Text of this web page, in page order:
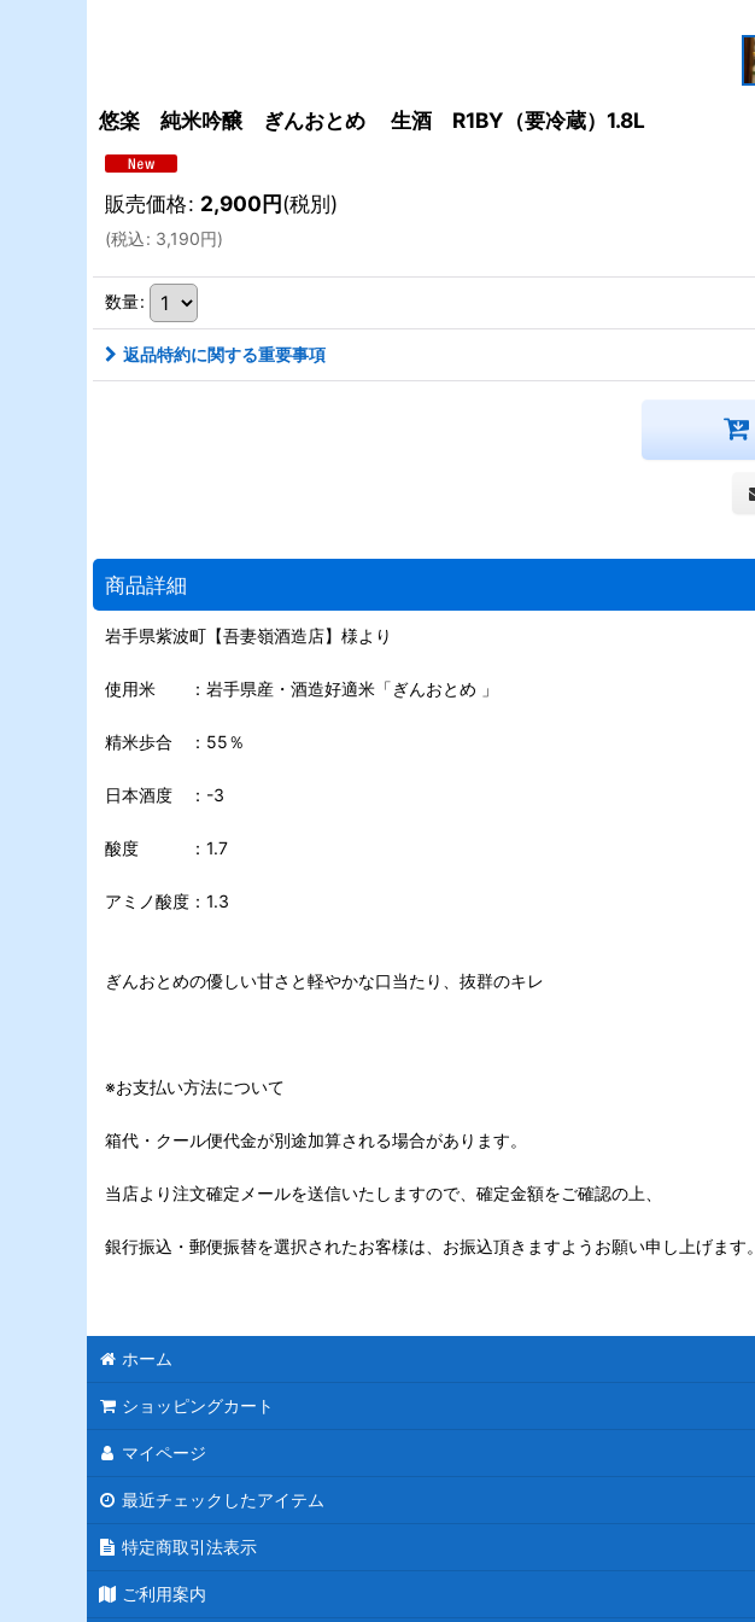
悠楽 純米吟醸 ぎんおとめ 生酒 R1BY（要冷蔵）1.8L
販売価格: 2,900円(税別)
(税込: 3,190円)
数量:
返品特約に関する重要事項
商品詳細
岩手県紫波町【吾妻嶺酒造店】様より
使用米 ：岩手県産・酒造好適米「ぎんおとめ 」
精米歩合 ：55％
日本酒度 ：-3
酸度 ：1.7
アミノ酸度：1.3
ぎんおとめの優しい甘さと軽やかな口当たり、抜群のキレ
※お支払い方法について
箱代・クール便代金が別途加算される場合があります。
当店より注文確定メールを送信いたしますので、確定金額をご確認の上、
銀行振込・郵便振替を選択されたお客様は、お振込頂きますようお願い申し上げます。
ホーム
ショッピングカート
マイページ
最近チェックしたアイテム
特定商取引法表示
ご利用案内